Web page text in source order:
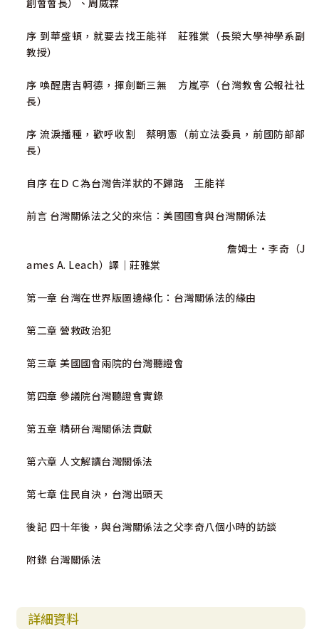
創會會長）、周威霖
序 到華盛頓，就要去找王能祥 莊雅棠（長榮大學神學系副
教授）
序 喚醒唐吉軻德，揮劍斷三無 方嵐亭（台灣教會公報社社
長）
序 流淚播種，歡呼收割 蔡明憲（前立法委員，前國防部部
長）
自序 在ＤＣ為台灣告洋狀的不歸路 王能祥
前言 台灣關係法之父的來信：美國國會與台灣關係法
詹姆士·李奇（J
ames A. Leach）譯│莊雅棠
第一章 台灣在世界版圖邊緣化：台灣關係法的緣由
第二章 營救政治犯
第三章 美國國會兩院的台灣聽證會
第四章 參議院台灣聽證會實錄
第五章 精研台灣關係法貢獻
第六章 人文解讀台灣關係法
第七章 住民自決，台灣出頭天
後記 四十年後，與台灣關係法之父李奇八個小時的訪談
附錄 台灣關係法
詳細資料